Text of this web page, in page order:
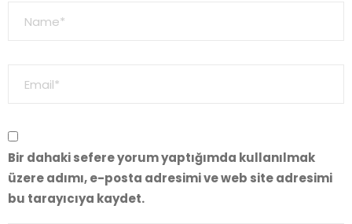
Bir dahaki sefere yorum yaptığımda kullanılmak
üzere adımı, e-posta adresimi ve web site adresimi
bu tarayıcıya kaydet.